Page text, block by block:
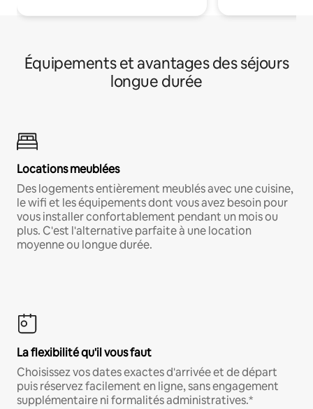
Équipements et avantages des séjours
longue durée
Locations meublées
Des logements entièrement meublés avec une cuisine,
le wifi et les équipements dont vous avez besoin pour
vous installer confortablement pendant un mois ou
plus. C'est l'alternative parfaite à une location
moyenne ou longue durée.
La flexibilité qu'il vous faut
Choisissez vos dates exactes d'arrivée et de départ
puis réservez facilement en ligne, sans engagement
supplémentaire ni formalités administratives.*